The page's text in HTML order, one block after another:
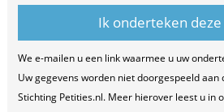
We e-mailen u een link waarmee u uw
Uw gegevens worden niet doorgespeeld aan
Stichting Petities.nl. Meer hierover leest u in